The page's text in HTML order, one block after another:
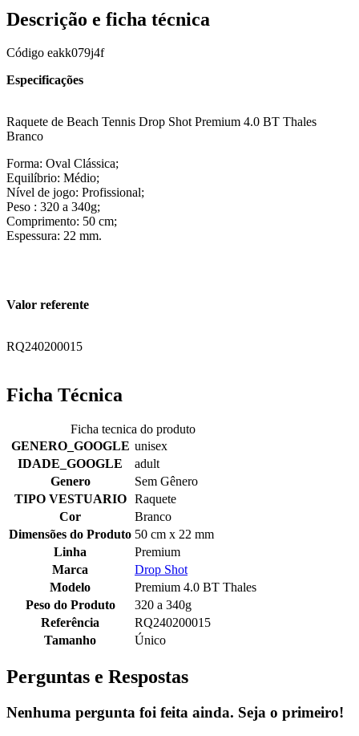
Descrição e ficha técnica
Código eakk079j4f
Especificações
Raquete de Beach Tennis Drop Shot Premium 4.0 BT Thales
Branco
Forma: Oval Clássica;
Equilíbrio: Médio;
Nível de jogo: Profissional;
Peso : 320 a 340g;
Comprimento: 50 cm;
Espessura: 22 mm.
Valor referente
RQ240200015
Ficha Técnica
Ficha tecnica do produto
GENERO_GOOGLE unisex
IDADE_GOOGLE
adult
Genero
Sem Gênero
TIPO VESTUARIO
Raquete
Cor
Branco
Dimensões do Produto 50 cm x 22 mm
Linha
Premium
Marca
Drop Shot
Modelo
Premium 4.0 BT Thales
Peso do Produto
320 a 340g
Referência
RQ240200015
Tamanho
Único
Perguntas e Respostas
Nenhuma pergunta foi feita ainda. Seja o primeiro!